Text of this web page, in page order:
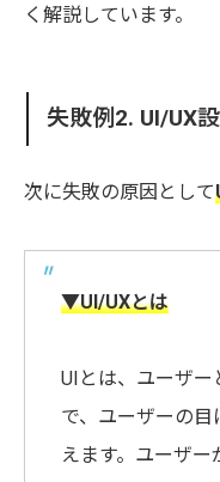
く解説しています。
失敗例2. UI/UX
次に失敗の原因として
▼UI/UXとは
UIとは、ユーザ
で、ユーザーの目
えます。ユーザー